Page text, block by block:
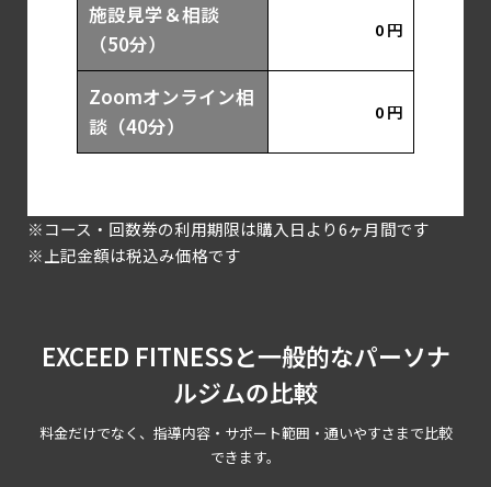
施設見学＆相談
（50分）
0 円
Zoomオンライン相
談（40分）
0 円
※コース・回数券の利用期限は購入日より6ヶ月間です
※上記金額は税込み価格です
EXCEED FITNESSと一般的なパーソナ
ルジムの比較
料金だけでなく、指導内容・サポート範囲・通いやすさまで比較
できます。